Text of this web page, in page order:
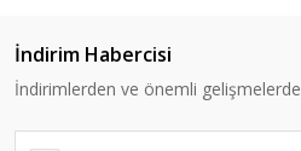
İndirim Habercisi
İndirimlerden ve önemli